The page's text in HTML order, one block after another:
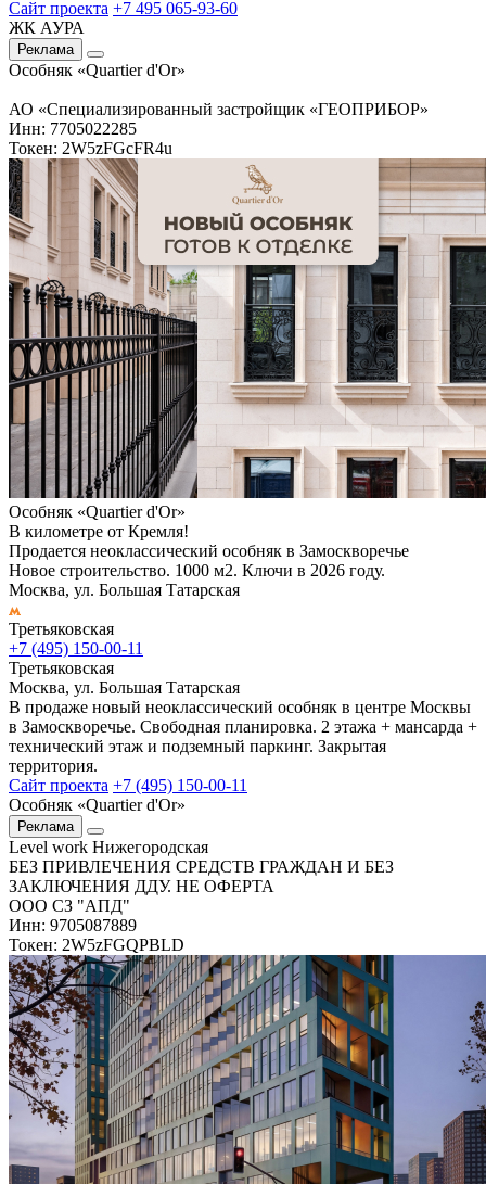
Сайт проекта +7 495 065-93-60
ЖК АУРА
Реклама
Особняк «Quartier d'Or»
АО «Специализированный застройщик «ГЕОПРИБОР»
Инн: 7705022285
Токен: 2W5zFGcFR4u
Особняк «Quartier d'Or»
В километре от Кремля!
Продается неоклассический особняк в Замоскворечье
Новое строительство. 1000 м2. Ключи в 2026 году.
Москва, ул. Большая Татарская
Третьяковская
+7 (495) 150-00-11
Третьяковская
Москва, ул. Большая Татарская
В продаже новый неоклассический особняк в центре Москвы
в Замоскворечье. Свободная планировка. 2 этажа + мансарда +
технический этаж и подземный паркинг. Закрытая
территория.
Сайт проекта +7 (495) 150-00-11
Особняк «Quartier d'Or»
Реклама
Level work Нижегородская
БЕЗ ПРИВЛЕЧЕНИЯ СРЕДСТВ ГРАЖДАН И БЕЗ
ЗАКЛЮЧЕНИЯ ДДУ. НЕ ОФЕРТА
ООО СЗ "АПД"
Инн: 9705087889
Токен: 2W5zFGQPBLD